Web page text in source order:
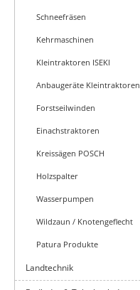
Schneefräsen
Kehrmaschinen
Kleintraktoren ISEKI
Anbaugeräte Kleintraktoren
Forstseilwinden
Einachstraktoren
Kreissägen POSCH
Holzspalter
Wasserpumpen
Wildzaun / Knotengeflecht
Patura Produkte
Landtechnik